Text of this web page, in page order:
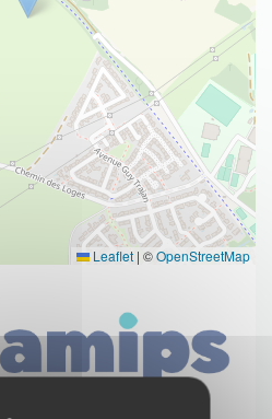
Leaflet | ©OpenStreetMap